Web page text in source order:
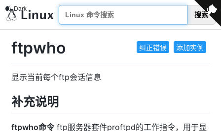
搜索
纠正错误 添加实例
ftpwho
显示当前每个ftp会话信息
补充说明
ftpwho命令ftp服务器套件proftpd的工作指令，用于显